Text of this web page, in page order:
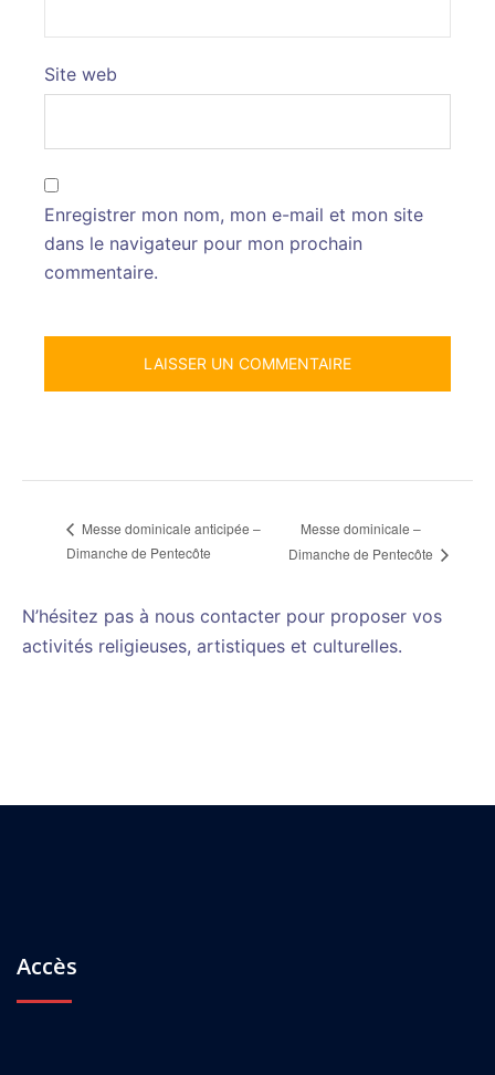
Site web
Enregistrer mon nom, mon e-mail et mon site
dans le navigateur pour mon prochain
commentaire.
Messe dominicale anticipée –
Dimanche de Pentecôte
Messe dominicale –
Dimanche de Pentecôte
N’hésitez pas à nous contacter pour proposer vos
activités religieuses, artistiques et culturelles.
Accès